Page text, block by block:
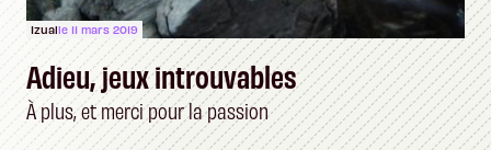
Izualle 11 mars 2019
Adieu, jeux introuvables
À plus, et merci pour la passion